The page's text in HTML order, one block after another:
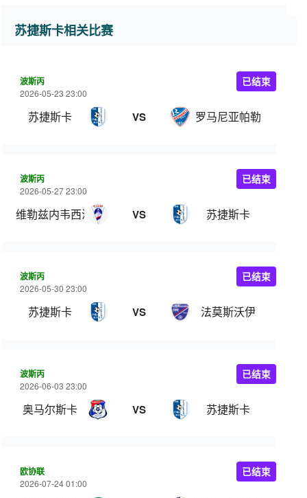
苏捷斯卡相关比赛
波斯丙
2026-05-23 23:00
苏捷斯卡 VS 罗马尼亚帕勒
已结束
波斯丙
2026-05-27 23:00
维勒兹内韦西涅 VS 苏捷斯卡
已结束
波斯丙
2026-05-30 23:00
苏捷斯卡 VS 法莫斯沃伊
已结束
波斯丙
2026-06-03 23:00
奥马尔斯卡 VS 苏捷斯卡
已结束
欧协联
2026-07-24 01:00
已结束